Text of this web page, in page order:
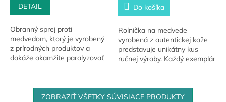
DETAIL
Obranný sprej proti
medveďom, ktorý je vyrobený
z prírodných produktov a
dokáže okamžite paralyzovať
Capsicum) – 15 % robí z...
Do košíka
Rolnička na medvede
vyrobená z autentickej kože
predstavuje unikátny kus
ručnej výroby. Každý exemplár
Táto kvalitná...
ZOBRAZIŤ VŠETKY SÚVISIACE PRODUKTY